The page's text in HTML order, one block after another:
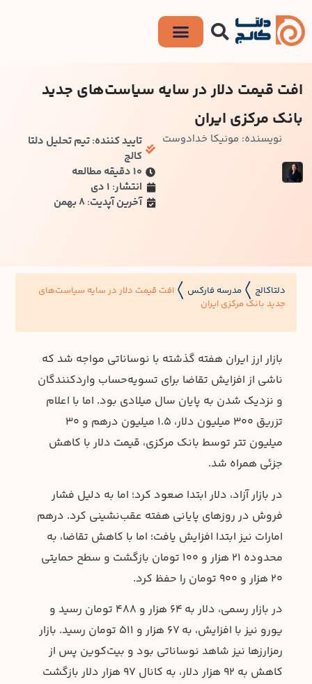
افت قیمت دلار در سایه سیاست‌های جدید
بانک مرکزی ایران
نویسنده: مونیکا خدادوست
تایید کننده: تیم تحلیل دلتا
کالج
۱۰ دقیقه مطالعه
انتشار: 1 دی
آخرین آپدیت: 8 بهمن
دلتاکالج مدرسه فارکس
افت قیمت دلار در سایه سیاست‌های
جدید بانک مرکزی ایران
بازار ارز ایران هفته گذشته با نوساناتی مواجه شد که
ناشی از افزایش تقاضا برای تسویه‌حساب واردکنندگان
و نزدیک شدن به پایان سال میلادی بود. اما با اعلام
تزریق ۳۰۰ میلیون دلار، ۱.۵ میلیون درهم و ۳۰
میلیون تتر توسط بانک مرکزی، قیمت دلار با کاهش
جزئی همراه شد.
در بازار آزاد، دلار ابتدا صعود کرد؛ اما به دلیل فشار
فروش در روزهای پایانی هفته عقب‌نشینی کرد. درهم
امارات نیز ابتدا افزایش یافت؛ اما با کاهش تقاضا، به
محدوده ۲۱ هزار و ۱۰۰ تومان بازگشت و سطح حمایتی
۲۰ هزار و ۹۰۰ تومان را حفظ کرد.
در بازار رسمی، دلار به ۶۴ هزار و ۴۸۸ تومان رسید و
یورو نیز با افزایش، به ۶۷ هزار و ۵۱۱ تومان رسید. بازار
رمزارزها نیز شاهد نوساناتی بود و بیت‌کوین پس از
کاهش به ۹۲ هزار دلار، به کانال ۹۷ هزار دلار بازگشت